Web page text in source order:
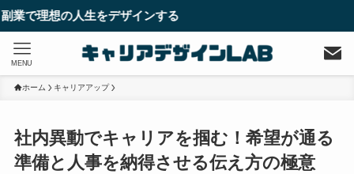
生をデザインする
MENU
ホーム キャリアアップ
社内異動でキャリアを掴む！希望が通る
準備と人事を納得させる伝え方の極意